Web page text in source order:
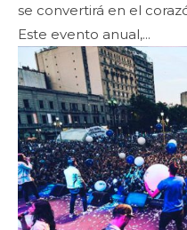
se convertirá en el
Este evento anual,...